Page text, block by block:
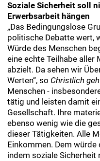
Soziale Sicherheit soll
Erwerbsarbeit hängen
„Das Bedingungslose
politische Debatte wert,
Würde des Menschen
eine echte Teilhabe aller
abzielt. Da sehen wir
Werten“, so Christlich
Menschen -
tätig und leisten damit
Gesellschaft. Ihre
ebenso wenig wie die
dieser Tätigkeiten. Alle
Einkommen. Dem würde
indem soziale